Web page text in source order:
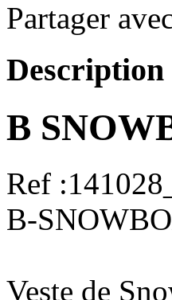
Partager
Description
B
Ref
B-
Veste de